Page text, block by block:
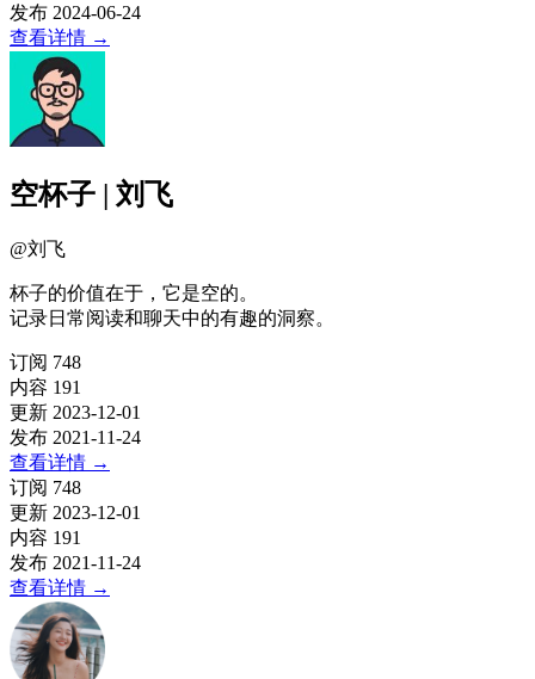
发布 2024-06-24
查看详情 →
空杯子 | 刘飞
@刘飞
杯子的价值在于，它是空的。
记录日常阅读和聊天中的有趣的洞察。
订阅 748
内容 191
更新 2023-12-01
发布 2021-11-24
查看详情 →
订阅 748
更新 2023-12-01
内容 191
发布 2021-11-24
查看详情 →